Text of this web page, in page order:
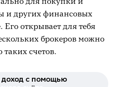
и других финансовых
открывает для тебя
брокеров можно
таких счетов.
доход с помощью